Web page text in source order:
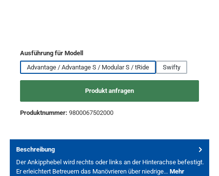
Ausführung für Modellauswählen
Advantage / Advantage S / Modular S / tRide
Swifty
Produkt anfragen
Produktnummer: 9800067502000
Beschreibung
Der Ankipphebel wird rechts oder links an der Hinterachse befestigt.
Er erleichtert Betreuern das Manövrieren über niedrige… Mehr